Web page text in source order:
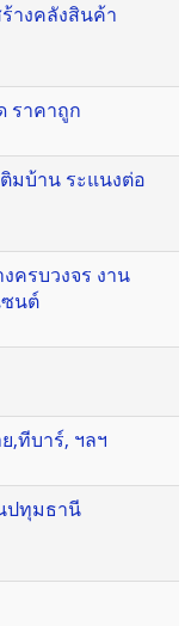
างคลังสินค้า
ราคาถูก
มบ้าน ระแนงต่อ
ครบวงจร งาน
ซนต์
,ทีบาร์, ฯลฯ
ปทุมธานี